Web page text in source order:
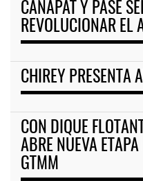
CANAPAT Y PASE
REVOLUCIONAR EL
CHIREY PRESENTA
CON DIQUE
ABRE NUEVA
GTMM